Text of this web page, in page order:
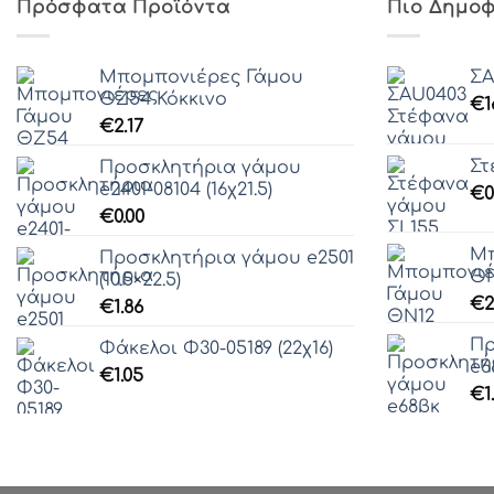
Πρόσφατα Προϊόντα
Μπομπονιέρες Γάμου
ΘZ54 Κόκκινο
€2.17
Προσκλητήρια γάμου
e2401-08104 (16χ21.5)
€0.00
Προσκλητήρια γάμου e2501
(10.5×22.5)
€1.86
Φάκελοι Φ30-05189 (22χ16)
€1.05
Πιο
€
€
€
€